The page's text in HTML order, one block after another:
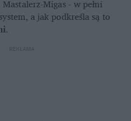
Migas - w pełni
.
REKLAMA